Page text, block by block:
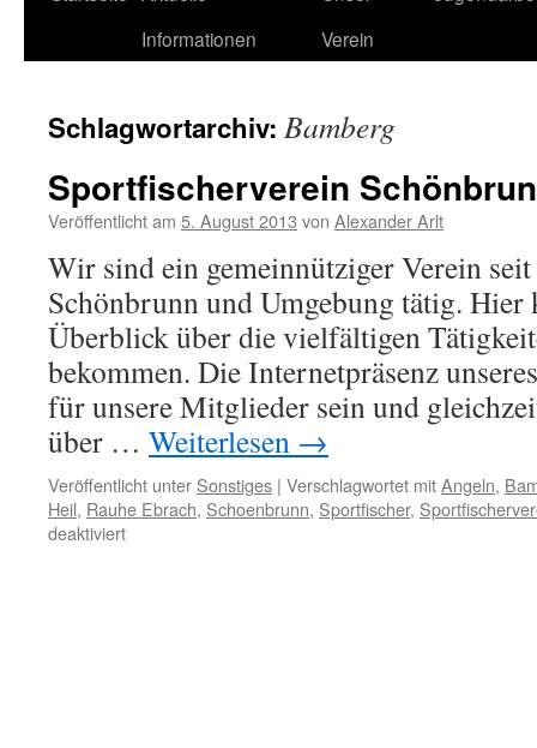
Informationen
Verein
Schlagwortarchiv: Bamberg
Sportfischerverein
Veröffentlicht am 5. August 2013 von Alexander Arlt
Wir sind ein gemeinnütziger Verein
Schönbrunn und Umgebung tätig. Hier
Überblick über die vielfältigen
bekommen. Die Internetpräsenz
für unsere Mitglieder sein und
über … Weiterlesen →
Veröffentlicht unter Sonstiges | Verschlagwortet mitAngeln,
Heil, Rauhe Ebrach, Schoenbrunn, Sportfischer,
deaktiviert